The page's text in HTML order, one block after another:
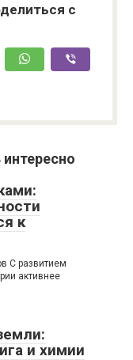
с
к
С развитием
активнее
и химии